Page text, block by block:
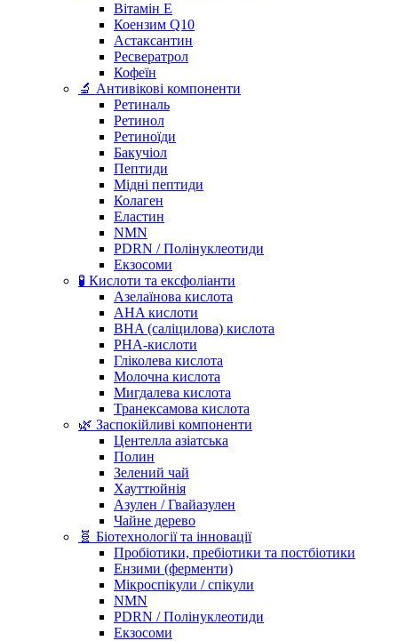
Вітамін Е
Коензим Q10
Астаксантин
Ресвератрол
Кофеїн
🔬 Антивікові компоненти
Ретиналь
Ретинол
Ретиноїди
Бакучіол
Пептиди
Мідні пептиди
Колаген
Еластин
NMN
PDRN / Полінуклеотиди
Екзосоми
🧪 Кислоти та ексфоліанти
Азелаїнова кислота
AHA кислоти
BHA (саліцилова) кислота
PHA-кислоти
Гліколева кислота
Молочна кислота
Мигдалева кислота
Транексамова кислота
🌿 Заспокійливі компоненти
Центелла азіатська
Полин
Зелений чай
Хауттюйнія
Азулен / Гвайазулен
Чайне дерево
🧬 Біотехнології та інновації
Пробіотики, пребіотики та постбіотики
Ензими (ферменти)
Мікроспікули / спікули
NMN
PDRN / Полінуклеотиди
Екзосоми